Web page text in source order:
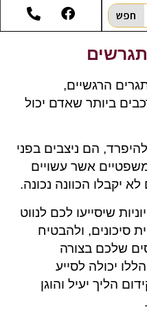
חפש
הרגשיים,
ביותר שאדם יכול
הם ניצבים בפני
אשר עשויים
יקבלו הכוונה נכונה.
שיסייעו לכם לנווט
סיכונים, ולהבטיח
שלכם בצורה
יכולה לסייע
הליך יעיל והוגן